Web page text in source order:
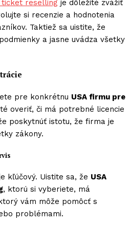
ticket reselling je dôležité zvážiť
si recenzie a hodnotenia
Taktiež sa uistite, že
a jasne uvádza všetky
pre konkrétnu USA firmu pre
overiť, či má potrebné licencie
poskytnúť istotu, že firma je
zákony.
kľúčový. Uistite sa, že USA
, ktorú si vyberiete, má
vám môže pomôcť s
problémami.